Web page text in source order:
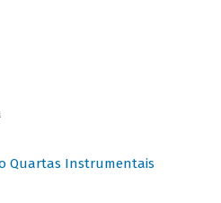
Quartas Instrumentais